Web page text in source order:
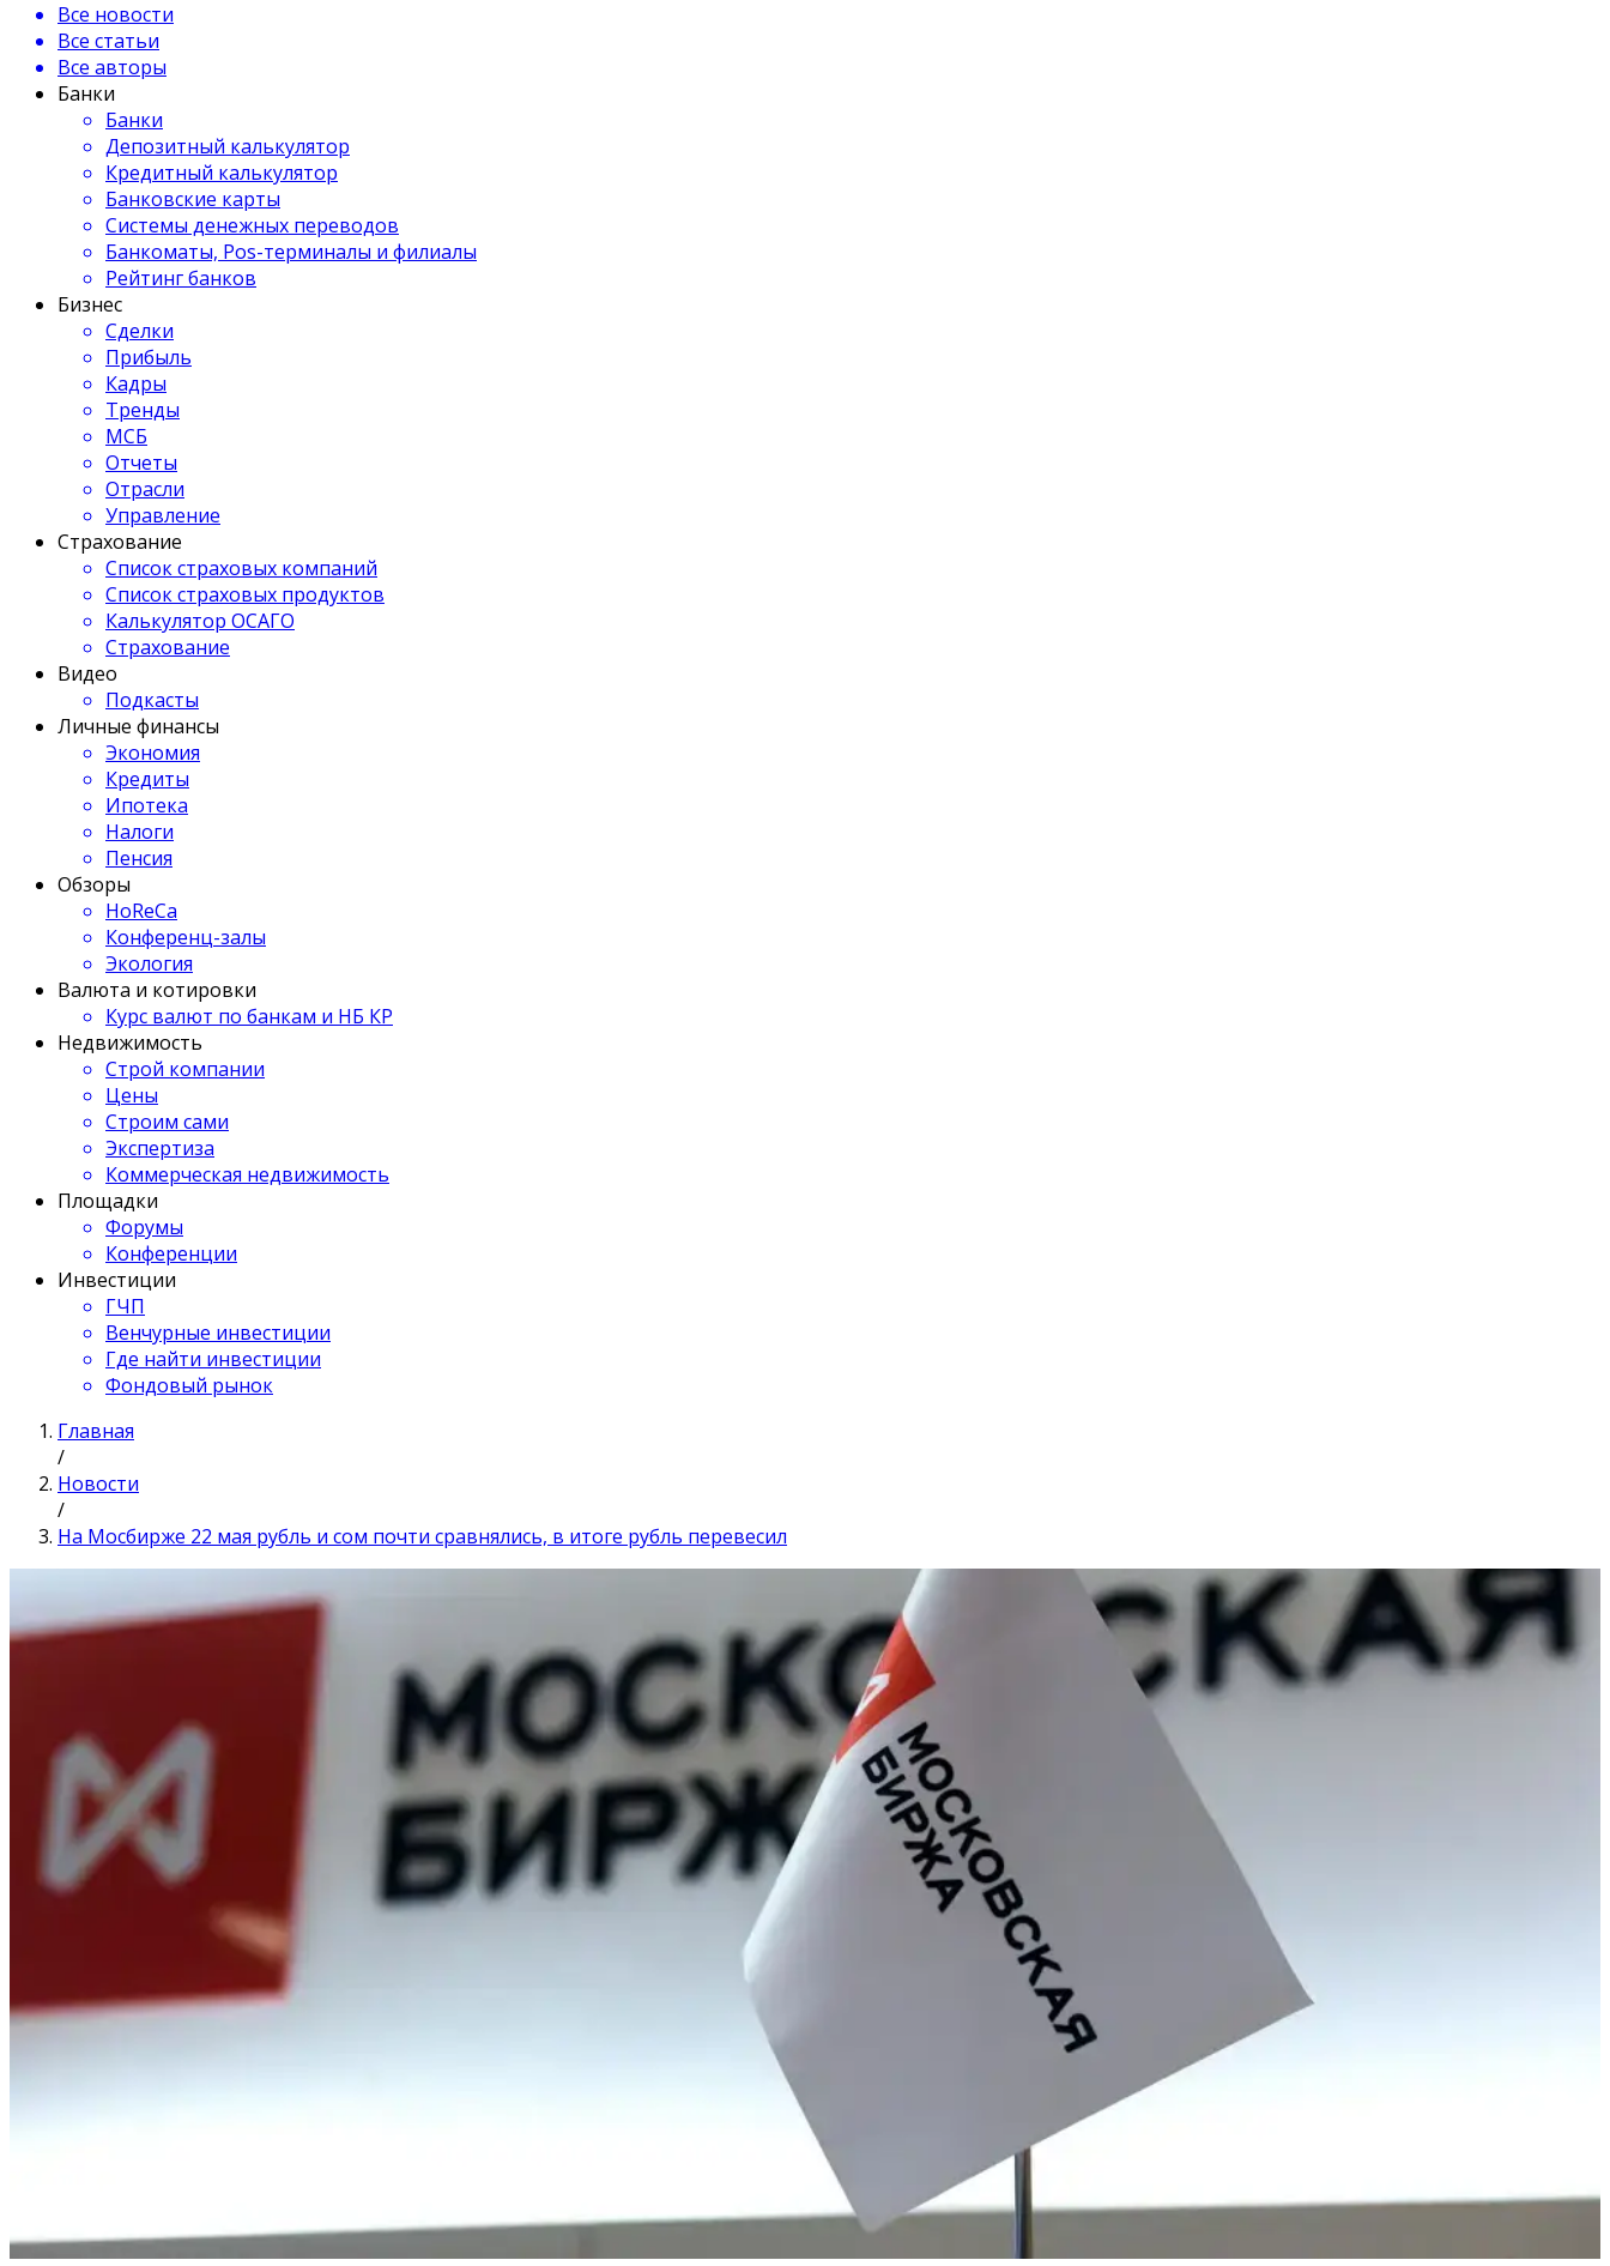
Все новости
Все статьи
Все авторы
Банки
Банки
Депозитный калькулятор
Кредитный калькулятор
Банковские карты
Системы денежных переводов
Банкоматы, Pos-терминалы и филиалы
Рейтинг банков
Бизнес
Сделки
Прибыль
Кадры
Тренды
МСБ
Отчеты
Отрасли
Управление
Страхование
Список страховых компаний
Список страховых продуктов
Калькулятор ОСАГО
Страхование
Видео
Подкасты
Личные финансы
Экономия
Кредиты
Ипотека
Налоги
Пенсия
Обзоры
HoReCa
Конференц-залы
Экология
Валюта и котировки
Курс валют по банкам и НБ КР
Недвижимость
Строй компании
Цены
Строим сами
Экспертиза
Коммерческая недвижимость
Площадки
Форумы
Конференции
Инвестиции
ГЧП
Венчурные инвестиции
Где найти инвестиции
Фондовый рынок
Главная
/
Новости
/
На Мосбирже 22 мая рубль и сом почти сравнялись, в итоге рубль перевесил